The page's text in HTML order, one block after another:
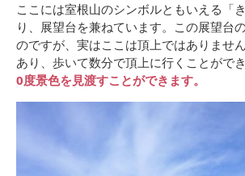
ここには室根山のシンボルともいえる「
り、展望台を兼ねています。この展望台
のですが、実はここは頂上ではありませ
あり、歩いて数分で頂上に行くことができ
0度景色を見渡すことができます。